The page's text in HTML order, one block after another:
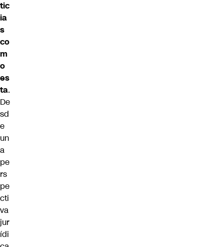
tic
ia
s
co
m
o
es
ta.
De
sd
e
un
a
pe
rs
pe
cti
va
jur
ídi